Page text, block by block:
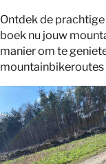
Ontdek de
boek nu jouw
manier om te
mountainbikeroutes